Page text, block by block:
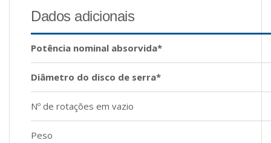
Dados adicionais
Potência nominal absorvida*
Diâmetro do disco de serra*
Nº de rotações em vazio
Peso